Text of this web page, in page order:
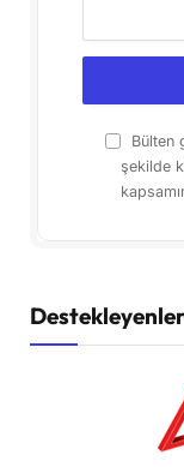
Bülten
şekilde
Destekleyenler